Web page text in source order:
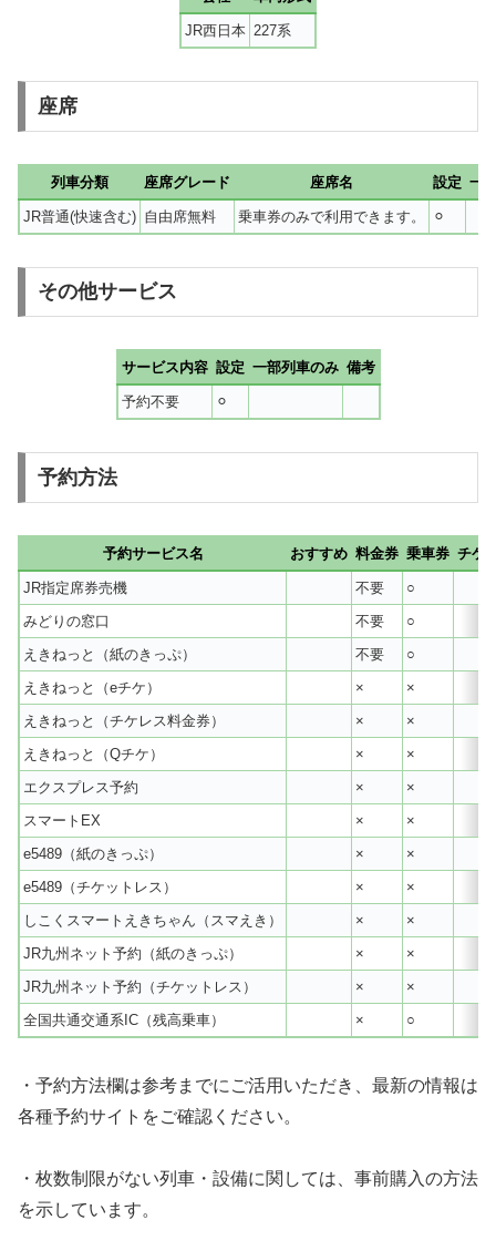
JR西日本 227系
座席
列車分類 座席グレード 座席名 設定 一
JR普通(快速含む) 自由席無料 乗車券のみで利用できます。 ⚪︎
その他サービス
サービス内容 設定 一部列車のみ 備考
予約不要 ⚪︎
予約方法
予約サービス名 おすすめ 料金券 乗車券 チケ
JR指定席券売機 不要
○
みどりの窓口
不要
○
えきねっと（紙のきっぷ）
不要
○
えきねっと（eチケ）
×
×
えきねっと（チケレス料金券）
×
×
えきねっと（Qチケ）
×
×
エクスプレス予約
×
×
スマートEX
×
×
e5489（紙のきっぷ）
×
×
e5489（チケットレス）
×
×
しこくスマートえきちゃん（スマえき）
×
×
JR九州ネット予約（紙のきっぷ）
×
×
JR九州ネット予約（チケットレス）
×
×
全国共通交通系IC（残高乗車）
× ○
・予約方法欄は参考までにご活用いただき、最新の情報は
各種予約サイトをご確認ください。
・枚数制限がない列車・設備に関しては、事前購入の方法
を示しています。